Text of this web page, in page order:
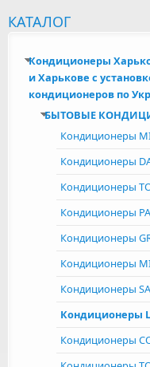
КАТАЛОГ
Кондиционеры
и Харькове с
кондиционеров по
БЫТОВЫЕ
Кондиционеры
Кондиционеры
Кондиционеры
Кондиционеры
Кондиционеры
Кондиционеры
Кондиционеры
Кондиционеры
Кондиционеры